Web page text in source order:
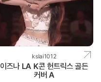
kslai1012
이즈나 LA K콘 헌트릭스 골든
커버 A